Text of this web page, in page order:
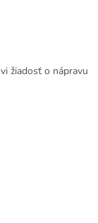
žiadosť o nápravu